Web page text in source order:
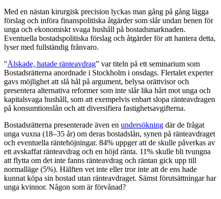
Med en nästan kirurgisk precision lyckas man gång på gång lägga
förslag och införa finanspolitiska åtgärder som slår undan benen för
unga och ekonomiskt svaga hushåll på bostadsmarknaden.
Eventuella bostadspolitiska förslag och åtgärder för att hantera detta,
lyser med fullständig frånvaro.
"Älskade, hatade ränteavdrag” var titeln på ett seminarium som
Bostadsrätterna anordnade i Stockholm i onsdags. Flertalet experter
gavs möjlighet att slå hål på argument, belysa orättvisor och
presentera alternativa reformer som inte slår lika hårt mot unga och
kapitalsvaga hushåll, som att exempelvis enbart slopa ränteavdragen
på konsumtionslån och att diversifiera fastighetsavgifterna.
Bostadsrätterna presenterade även en undersökning där de frågat
unga vuxna (18–35 år) om deras bostadslån, synen på ränteavdraget
och eventuella räntehöjningar. 84% uppger att de skulle påverkas av
ett avskaffat ränteavdrag och en höjd ränta. 11% skulle bli tvungna
att flytta om det inte fanns ränteavdrag och räntan gick upp till
normalläge (5%). Hälften vet inte eller tror inte att de ens hade
kunnat köpa sin bostad utan ränteavdraget. Sämst förutsättningar har
unga kvinnor. Någon som är förvånad?